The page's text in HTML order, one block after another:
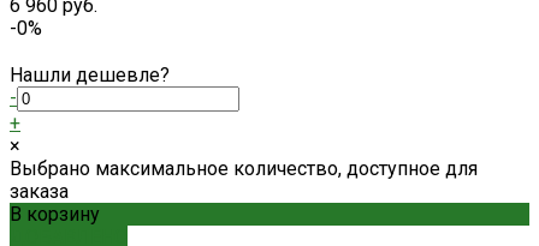
6 960 руб.
-0%
Нашли дешевле?
-
+
×
Выбрано максимальное количество, доступное для
заказа
В корзину